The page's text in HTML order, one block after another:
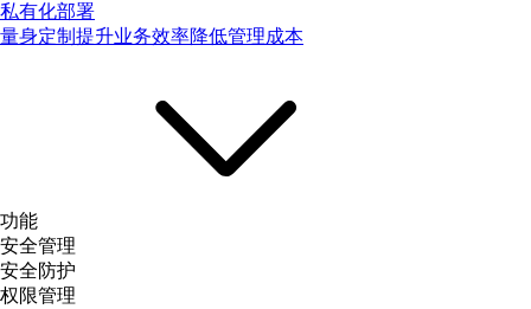
私有化部署
量身定制提升业务效率降低管理成本
功能
安全管理
安全防护
权限管理